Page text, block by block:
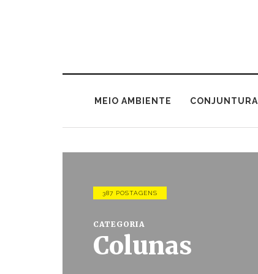
MEIO AMBIENTE CONJUNTURA
387 POSTAGENS
CATEGORIA
Colunas